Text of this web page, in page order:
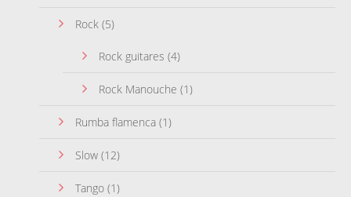
Rock (5)
Rock guitares (4)
Rock Manouche (1)
Rumba flamenca (1)
Slow (12)
Tango (1)